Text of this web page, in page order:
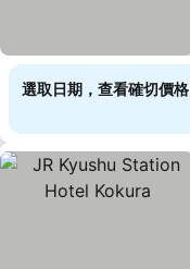
選取日期，查看確切價格